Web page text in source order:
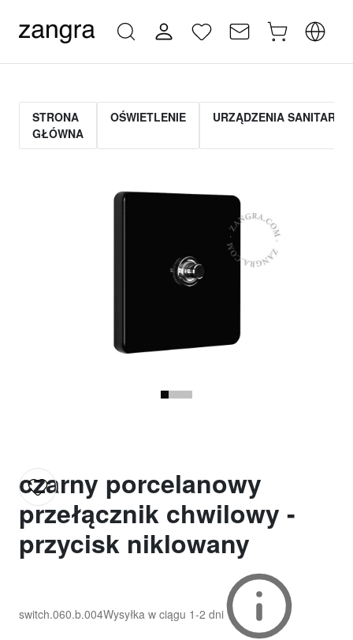
STRONA
GŁÓWNA
OŚWIETLENIE URZĄDZENIA SANITARNE
czarny porcelanowy
przełącznik chwilowy -
przycisk niklowany
switch.060.b.004Wysyłka w ciągu 1-2 dni